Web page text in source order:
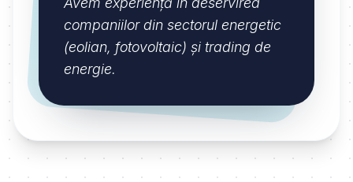
companiilor din sectorul energetic
(eolian, fotovoltaic) și trading de
energie.